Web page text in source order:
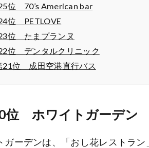
位 70’s American bar
位 PETLOVE
位 たまプランヌ
位 デンタルクリニック
21位 成田空港直行バス
位 ホワイトガーデン
ガーデンは、「おし花レストラ